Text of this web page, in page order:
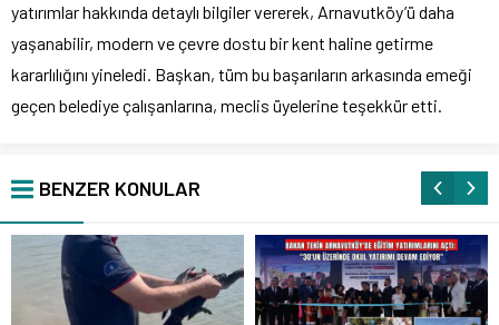
yatırımlar hakkında detaylı bilgiler vererek, Arnavutköy’ü daha
yaşanabilir, modern ve çevre dostu bir kent haline getirme
kararlılığını yineledi. Başkan, tüm bu başarıların arkasında emeği
geçen belediye çalışanlarına, meclis üyelerine teşekkür etti.
BENZER KONULAR